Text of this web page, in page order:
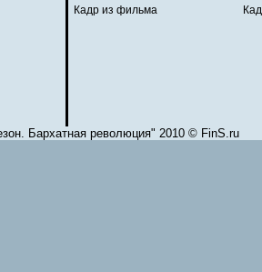
Кадр из фильма
Бархатная революция" 2010 © FinS.ru